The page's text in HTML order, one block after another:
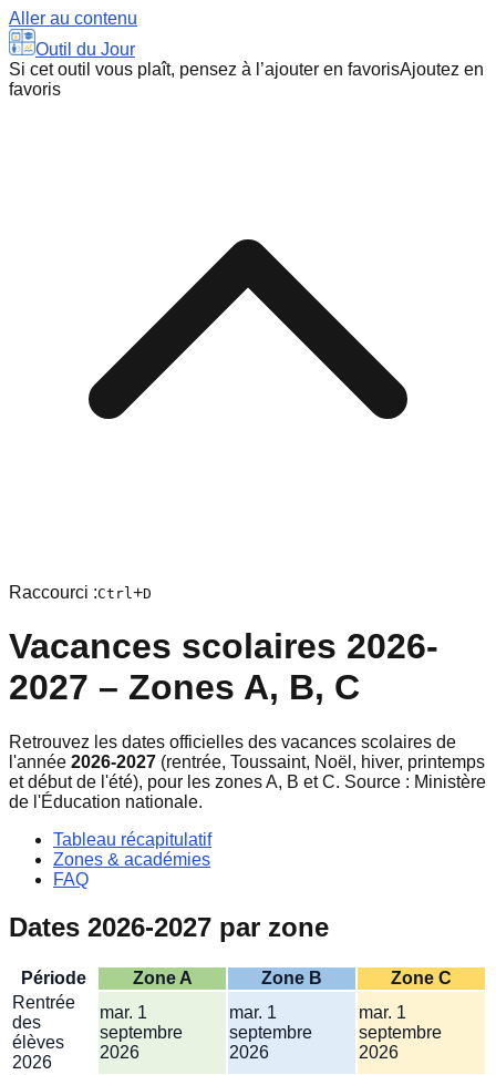
Aller au contenu
Outil du Jour
Si cet outil vous plaît, pensez à l’ajouter en favorisAjoutez en
favoris
Raccourci :Ctrl+D
Vacances scolaires 2026-
2027 – Zones A, B, C
Retrouvez les dates officielles des vacances scolaires de
l'année 2026-2027 (rentrée, Toussaint, Noël, hiver, printemps
et début de l'été), pour les zones A, B et C. Source : Ministère
de l'Éducation nationale.
Tableau récapitulatif
Zones & académies
FAQ
Dates 2026-2027 par zone
Période Zone A Zone B
Zone C
Rentrée
des
élèves
2026
mar. 1
septembre
2026
mar. 1
septembre
2026
mar. 1
septembre
2026